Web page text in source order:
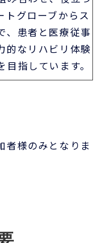
者様のみとなりま
ッションである
の一環として運営